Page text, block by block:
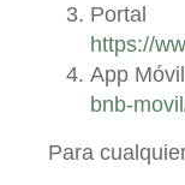
https://
App
bnb-
Para